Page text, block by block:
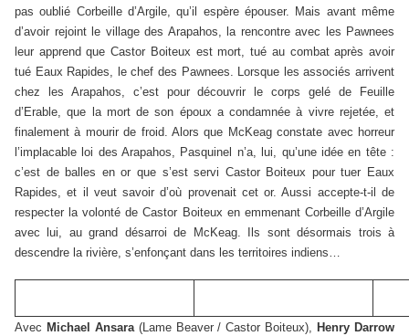
pas oublié Corbeille d’Argile, qu’il espère épouser. Mais avant même
d’avoir rejoint le village des Arapahos, la rencontre avec les Pawnees
leur apprend que Castor Boiteux est mort, tué au combat après avoir
tué Eaux Rapides, le chef des Pawnees. Lorsque les associés arrivent
chez les Arapahos, c’est pour découvrir le corps gelé de Feuille
d’Erable, que la mort de son époux a condamnée à vivre rejetée, et
finalement à mourir de froid. Alors que McKeag constate avec horreur
l’implacable loi des Arapahos, Pasquinel n’a, lui, qu’une idée en tête :
c’est de balles en or que s’est servi Castor Boiteux pour tuer Eaux
Rapides, et il veut savoir d’où provenait cet or. Aussi accepte-t-il de
respecter la volonté de Castor Boiteux en emmenant Corbeille d’Argile
avec lui, au grand désarroi de McKeag. Ils sont désormais trois à
descendre la rivière, s’enfonçant dans les territoires indiens…
Avec Michael Ansara (Lame Beaver / Castor Boiteux), Henry Darrow